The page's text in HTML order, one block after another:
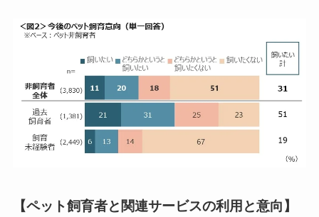
【ペット飼育者と関連サービスの利用と意向】